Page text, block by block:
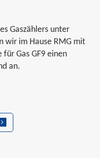
Gaszählers unter
wir im Hause RMG mit
Gas GF9 einen
an.